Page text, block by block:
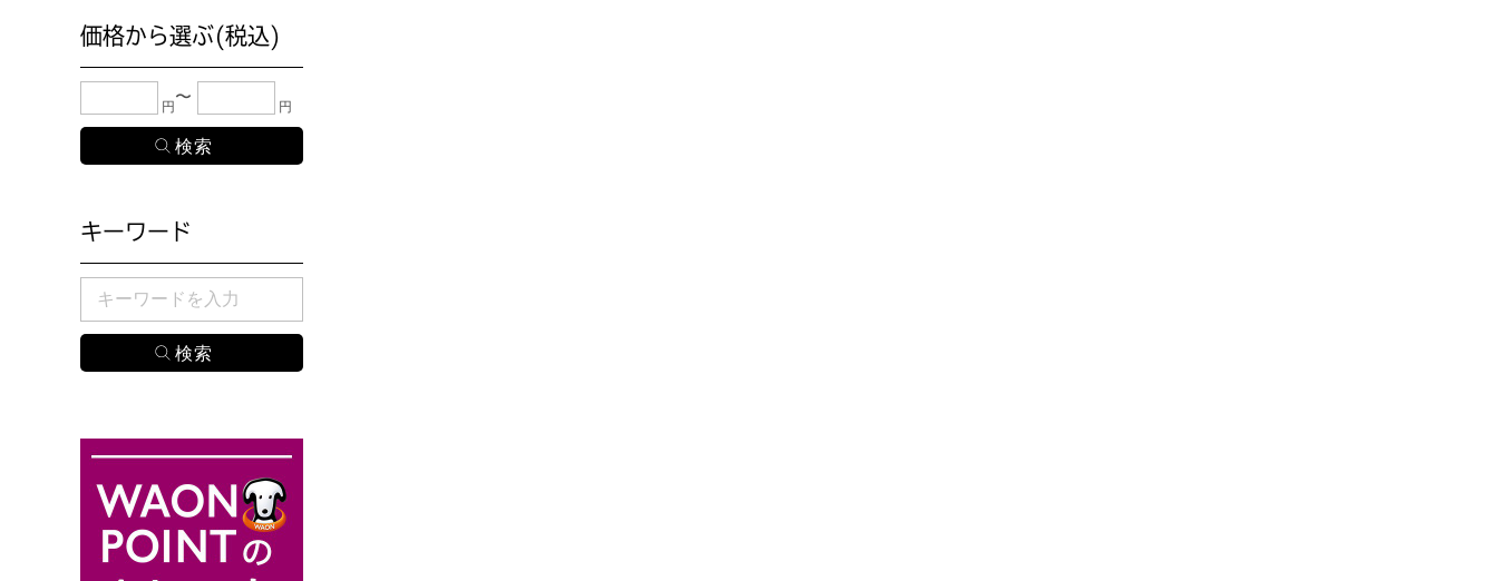
価格から選ぶ(税込)
下限金額・上限金額のどちらか１つまたは両方に、検索したい金額を入力してください。
円 円
キーワード
検索したい商品のキーワードを入力してください。